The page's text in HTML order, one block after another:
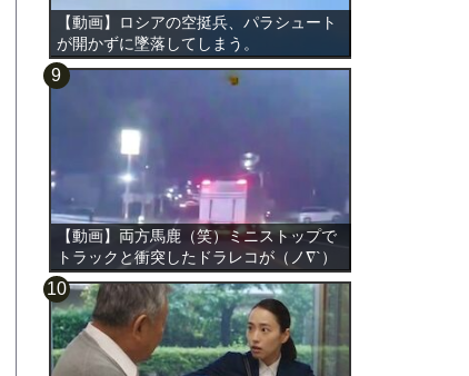
【動画】ロシアの空挺兵、パラシュート
が開かずに墜落してしまう。
【動画】両方馬鹿（笑）ミニストップで
トラックと衝突したドラレコが（ノ∇`）